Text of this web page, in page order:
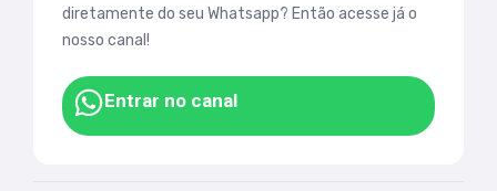
diretamente do seu Whatsapp? Então acesse já o
nosso canal!
Entrar no canal